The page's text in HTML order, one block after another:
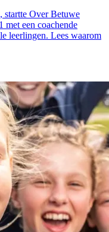
startte Over Betuwe
met een coachende
leerlingen. Lees waarom